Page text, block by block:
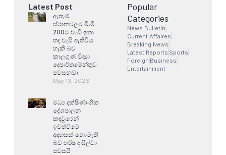
Latest Post
ඇතැම්
ස්ථානවලට මි.මි
200ට වැඩි ඉතා
තද වැසි ඇතිවිය
හැකි බව
කාලගුණ විද්‍යා
දෙපාර්තමේන්තුව
පවසනවා.
May 13, 2026
මධ්‍ය දක්ෂිණාංශික
දේශපාලන
කඳවුරෙන්
ඉවත්වීමේ
අදහසක් නොමැති
බව හර්ෂ ද සිල්වා
පවසයි
Popular
Categories
News Bulletin
Current Affaires
Breaking News
Latest Reports Sports
Foreign Business
Entertainment